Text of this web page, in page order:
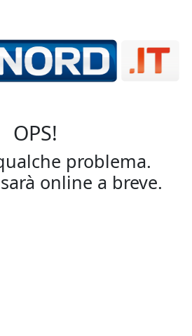
OPS!
problema.
online a breve.